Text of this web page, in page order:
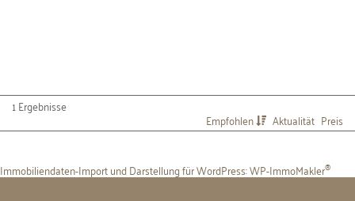
1 Ergebnisse
Empfohlen Aktualität Preis
Immobiliendaten-Import und Darstellung für WordPress: WP-ImmoMakler®